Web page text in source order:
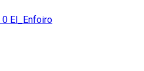
0 El_Enfoiro